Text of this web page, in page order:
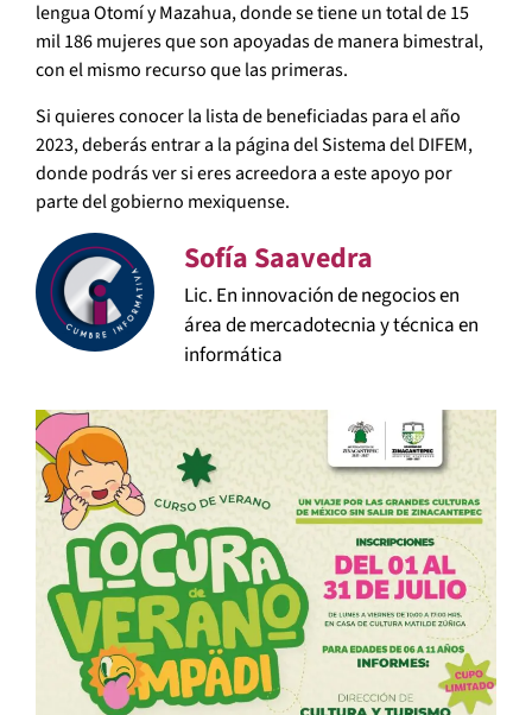
lengua Otomí y Mazahua, donde se tiene un total de 15
mil 186 mujeres que son apoyadas de manera bimestral,
con el mismo recurso que las primeras.
Si quieres conocer la lista de beneficiadas para el año
2023, deberás entrar a la página del Sistema del DIFEM,
donde podrás ver si eres acreedora a este apoyo por
parte del gobierno mexiquense.
Sofía Saavedra
Lic. En innovación de negocios en
área de mercadotecnia y técnica en
informática